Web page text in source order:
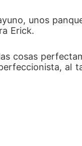
unos
Erick.
cosas
al